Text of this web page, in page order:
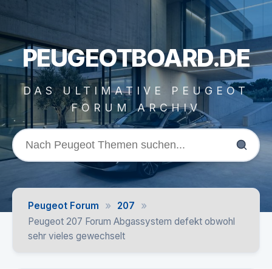
PEUGEOTBOARD.DE
DAS ULTIMATIVE PEUGEOT
FORUM ARCHIV
Peugeot Forum » 207 »
Peugeot 207 Forum Abgassystem defekt obwohl
sehr vieles gewechselt